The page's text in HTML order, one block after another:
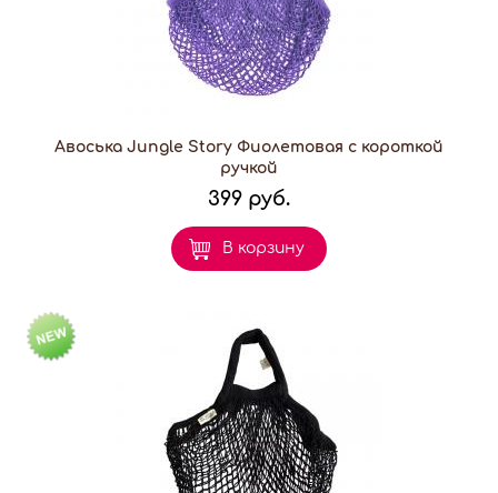
Авоська Jungle Story Фиолетовая с короткой
ручкой
399 руб.
В корзину